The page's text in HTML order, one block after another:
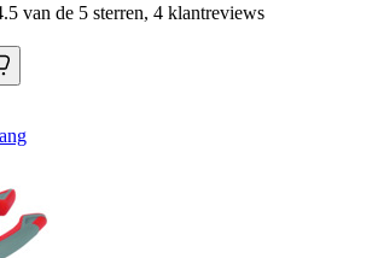
van de 5 sterren, 4 klantreviews